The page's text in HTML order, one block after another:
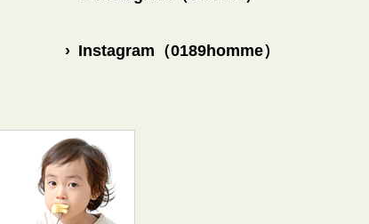
›Instagram（0189homme）